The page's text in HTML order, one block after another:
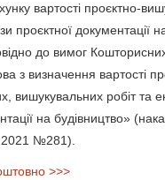
вартості проєктно-
проєктної документації
до вимог
з визначення вартості
вишукувальних робіт та
на будівництво»
№281).
>>>